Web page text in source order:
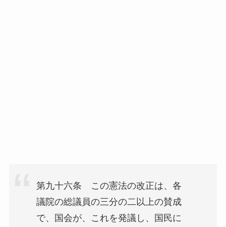
第九十六条 この憲法の改正は、各
議院の総議員の三分の二以上の賛成
で、国会が、これを発議し、国民に